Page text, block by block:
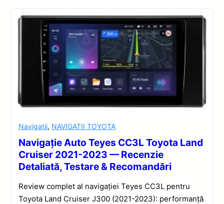
Navigatii, NAVIGATII TOYOTA
Navigație Auto Teyes CC3L Toyota Land
Cruiser 2021-2023 — Recenzie
Detaliată, Testare & Recomandări
Review complet al navigației Teyes CC3L pentru
Toyota Land Cruiser J300 (2021-2023): performanță